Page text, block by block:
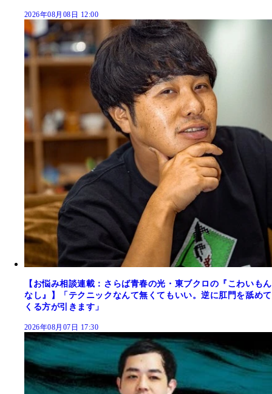
2026年08月08日 12:00
【お悩み相談連載：さらば青春の光・東ブクロの『こわいもん
なし』】「テクニックなんて無くてもいい。逆に肛門を舐めて
くる方が引きます」
2026年08月07日 17:30